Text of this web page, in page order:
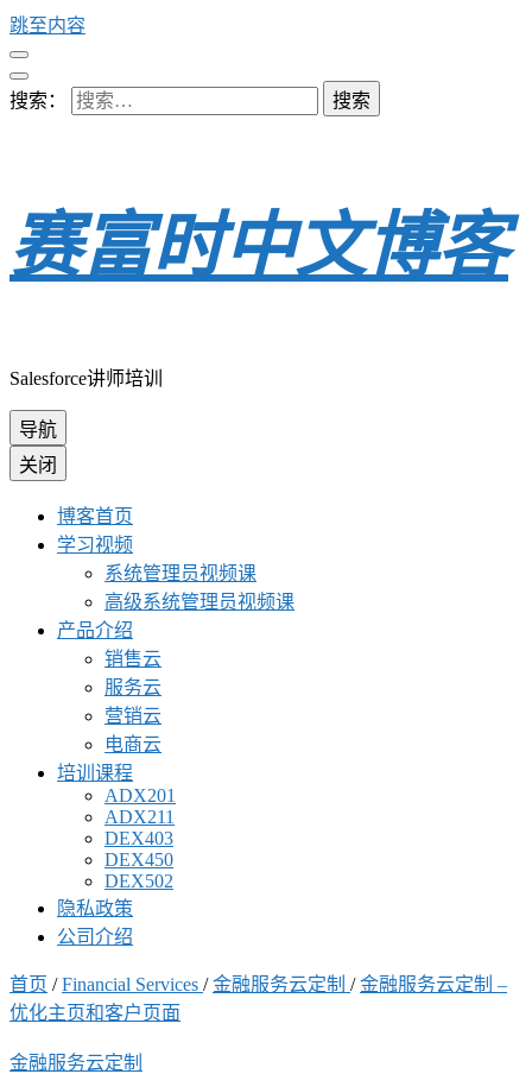
跳至内容
搜索：
赛富时中文博客
Salesforce讲师培训
导航
关闭
博客首页
学习视频
系统管理员视频课
高级系统管理员视频课
产品介绍
销售云
服务云
营销云
电商云
培训课程
ADX201
ADX211
DEX403
DEX450
DEX502
隐私政策
公司介绍
首页 / Financial Services / 金融服务云定制 / 金融服务云定制 –
优化主页和客户页面
金融服务云定制